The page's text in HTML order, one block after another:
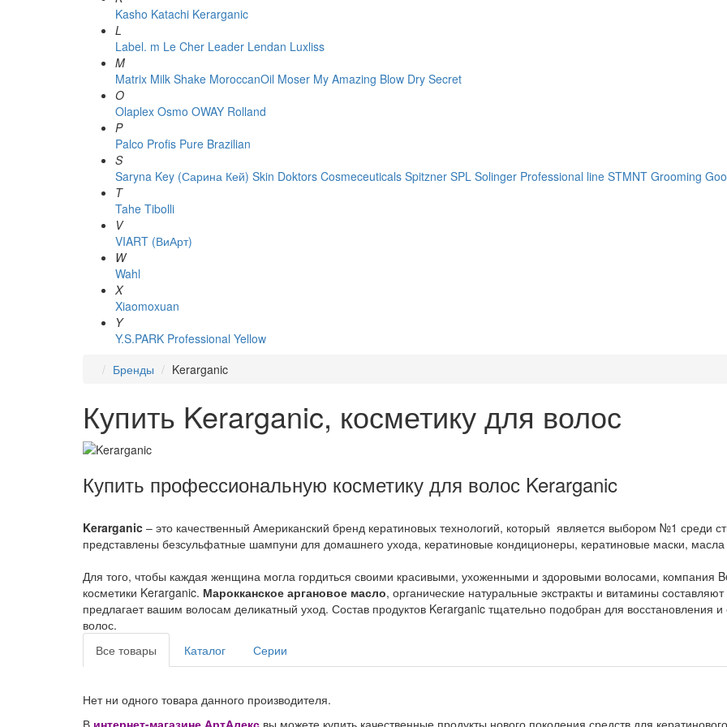
Kasho Katachi Kerarganic
L
Label. m Le Cher Leader Lendan Luxliss
M
Matrix Milk Shake MoroccanOil Moser My Amazing Blow Dry Secret
O
Olaplex Osmo OWAY Rolland
P
Palco Profis Pure Brazilian
S
Saryna Key (Сарина Кей) Skin Doktors Cosmeceuticals Spitzner SPL Solinger Professional line STMNT Grooming
T
Tahe Tibolli
V
VIART (ВиАрт)
W
Wahl
X
Xiaomoxuan
Y
Y.S.PARK Professional Yellow
Бренды
Kerarganic
Купить Kerarganic, косметику для волос
Купить профессиональную косметику для волос Kerarganic
Kerarganic – это качественный Американский бренд кератиновых технологий, который является выбором №1 среди
представлены безсульфатные шампуни для домашнего ухода, кератиновые кондиционеры, кератиновые маски,
Для того, чтобы каждая женщина могла гордиться своими красивыми, ухоженными и здоровыми волосами, компания
косметики Kerarganic. Марокканское аргановое масло, органические натуральные экстракты и витамины
предлагает вашим волосам деликатный уход. Состав продуктов Kerarganic тщательно подобран для восстановления
волос.
Все товары
Каталог Серии
Нет ни одного товара данного производителя.